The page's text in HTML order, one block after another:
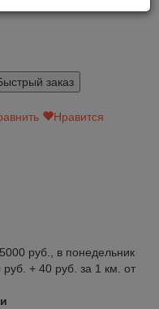
заказ
Нравится
руб., в понедельник
руб. + 40 руб. за 1 км. от